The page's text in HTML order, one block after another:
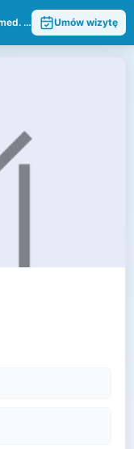
lek. med. Monika Kulik-Fido Umów wizytę